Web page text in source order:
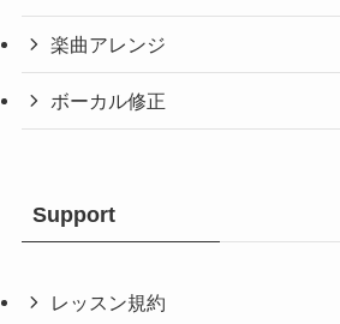
楽曲アレンジ
ボーカル修正
Support
レッスン規約